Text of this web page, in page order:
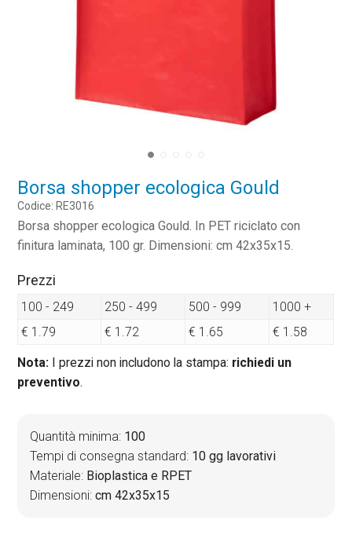
Borsa shopper ecologica Gould
Codice: RE3016
Borsa shopper ecologica Gould. In PET riciclato con
finitura laminata, 100 gr. Dimensioni: cm 42x35x15.
Prezzi
100 - 249 250 - 499 500 - 999
1000 +
€ 1.79
€ 1.72 € 1.65 € 1.58
Nota: I prezzi non includono la stampa: richiedi un
preventivo.
Quantità minima: 100
Tempi di consegna standard: 10 gg lavorativi
Materiale: Bioplastica e RPET
Dimensioni:cm 42x35x15